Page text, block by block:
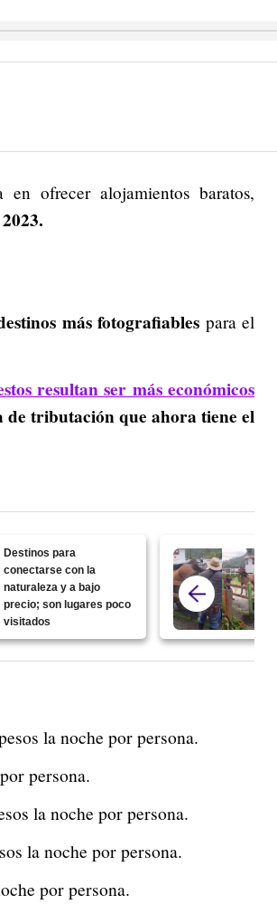
en ofrecer alojamientos baratos,
más fotografiables para el
resultan ser más económicos
de tributación que ahora tiene el
Destinos para
conectarse con la
naturaleza y a bajo
precio; son lugares poco
visitados
la noche por persona.
persona.
la noche por persona.
la noche por persona.
por persona.